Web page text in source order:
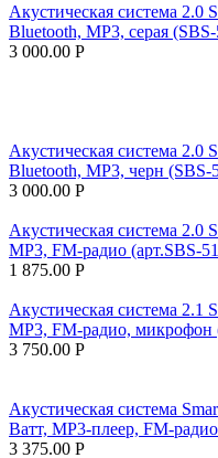
Акустическая система
Bluetooth, MP3, серая
3 000.00 Р
Акустическая система
Bluetooth, MP3, черн (SBS-
3 000.00 Р
Акустическая система 2.0
MP3, FM-радио (арт.SBS-
1 875.00 Р
Акустическая система 2.1
MP3, FM-радио, микрофон
3 750.00 Р
Акустическая система
Ватт, MP3-плеер, FM-
3 375.00 Р